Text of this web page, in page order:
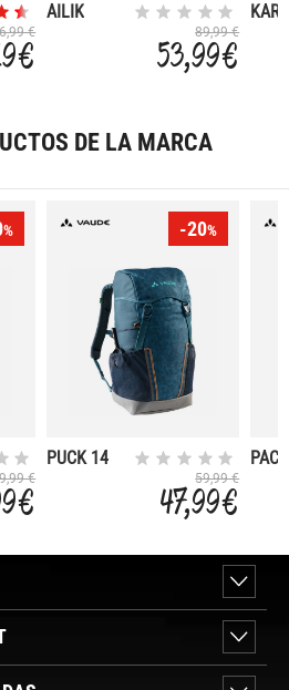
€
€
AILIK
89,99 €
53,99 €
DE LA MARCA
%
€
€
-20%
PUCK 14
59,99 €
47,99 €